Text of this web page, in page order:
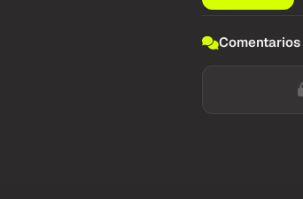
Comentarios